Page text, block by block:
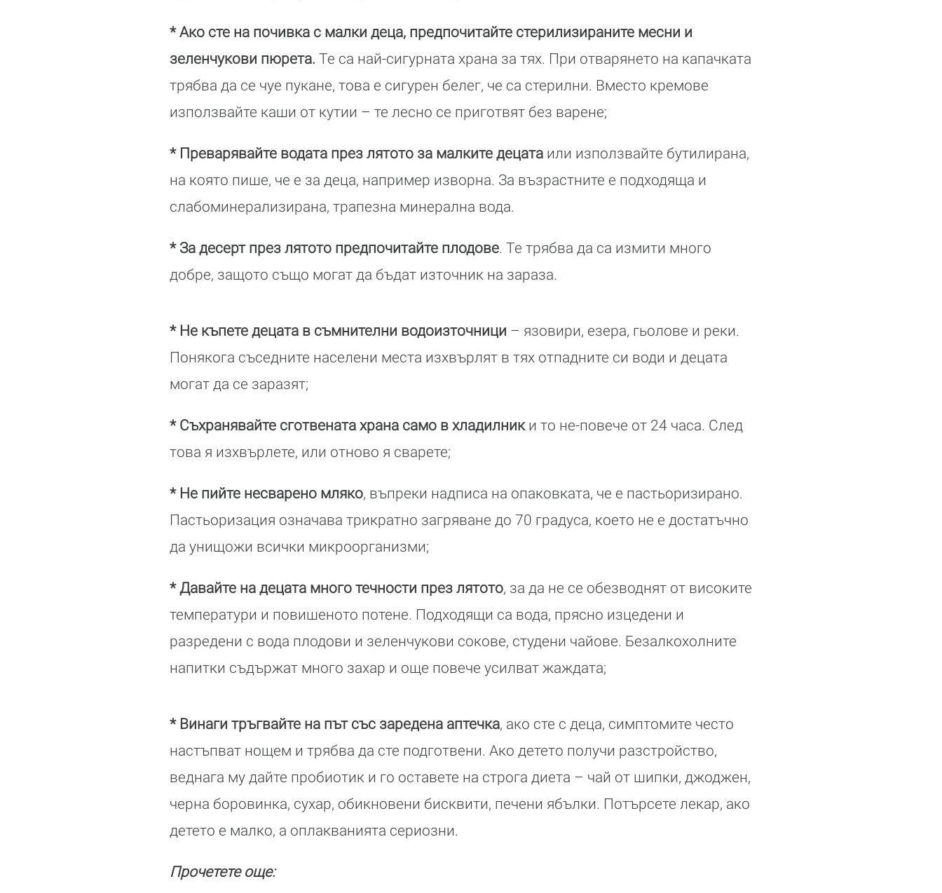
* Ако сте на почивка с малки деца, предпочитайте стерилизираните месни и
зеленчукови пюрета. Те са най-сигурната храна за тях. При отварянето на капачката
трябва да се чуе пукане, това е сигурен белег, че са стерилни. Вместо кремове
използвайте каши от кутии – те лесно се приготвят без варене;
* Преварявайте водата през лятото за малките децата или използвайте бутилирана,
на която пише, че е за деца, например изворна. За възрастните е подходяща и
слабоминерализирана, трапезна минерална вода.
* За десерт през лятото предпочитайте плодове. Те трябва да са измити много
добре, защото също могат да бъдат източник на зараза.
* Не къпете децата в съмнителни водоизточници – язовири, езера, гьолове и реки.
Понякога съседните населени места изхвърлят в тях отпадните си води и децата
могат да се заразят;
* Съхранявайте сготвената храна само в хладилник и то не-повече от 24 часа. След
това я изхвърлете, или отново я сварете;
* Не пийте несварено мляко, въпреки надписа на опаковката, че е пастьоризирано.
Пастьоризация означава трикратно загряване до 70 градуса, което не е достатъчно
да унищожи всички микроорганизми;
* Давайте на децата много течности през лятото, за да не се обезводнят от високите
температури и повишеното потене. Подходящи са вода, прясно изцедени и
разредени с вода плодови и зеленчукови сокове, студени чайове. Безалкохолните
напитки съдържат много захар и още повече усилват жаждата;
* Винаги тръгвайте на път със заредена аптечка, ако сте с деца, симптомите често
настъпват нощем и трябва да сте подготвени. Ако детето получи разстройство,
веднага му дайте пробиотик и го оставете на строга диета – чай от шипки, джоджен,
черна боровинка, сухар, обикновени бисквити, печени ябълки. Потърсете лекар, ако
детето е малко, а оплакванията сериозни.
Прочетете още: